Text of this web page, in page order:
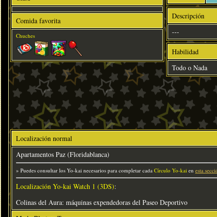
Comida favorita
Chuches
Descripción
---
Habilidad
Todo o Nada
Localización normal
Apartamentos Paz (Floridablanca)
» Puedes consultar los Yo-kai necesarios para completar cada Círculo Yo-kai en esta
Localización Yo-kai Watch 1 (3DS):
Colinas del Aura: máquinas expendedoras del Paseo Deportivo